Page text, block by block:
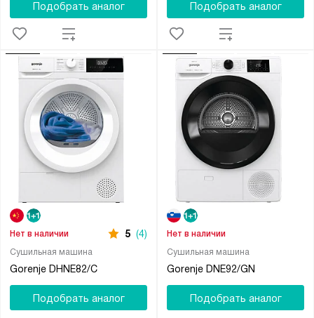
Подобрать аналог Подобрать аналог
Сушильная машина
Gorenje DHNE82/C
Нет в наличии 5 (4)
Подобрать аналог
Сушильная машина
Gorenje DNE92/GN
Нет в наличии
Подобрать аналог